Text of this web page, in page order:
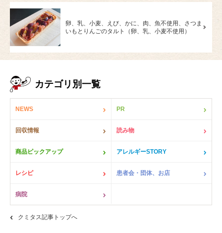
卵、乳、小麦、えび、かに、肉、魚不使用、さつま
いもとりんごのタルト（卵、乳、小麦不使用）
カテゴリ別一覧
NEWS PR
回収情報 読み物
商品ピックアップ アレルギーSTORY
レシピ 患者会・団体、お店
病院
クミタス記事トップへ